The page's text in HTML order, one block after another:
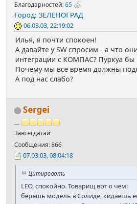
Благодарностей:65
Город: ЗЕЛЕНОГРАД
06.03.03, 22:19:02
Илья, я почти спокоен!
А давайте у SW спросим - а что
интеграции с КОМПАС? Пуркуа бы
Почему мы все время должны
А под нас слабо?
Sergei
Завсегдатай
Сообщения: 866
07.03.03, 08:04:18
Цитировать
LEO, спокойно. Товарищ вот о чем:
берешь модель в Солиде, кидаешь